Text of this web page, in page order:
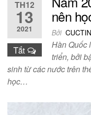
TH12
13
2021
Tắt
nên
Bởi
Hàn Quốc
triển, bởi
sinh từ các nước trên
học…